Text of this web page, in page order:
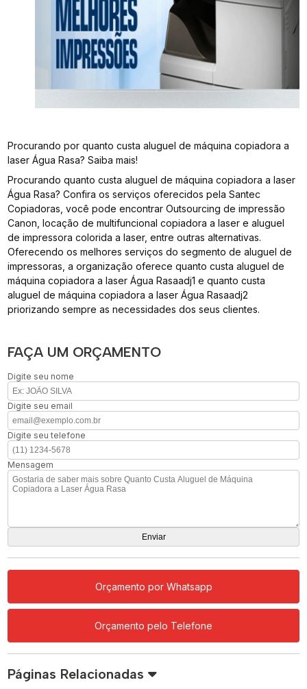
Procurando por quanto custa aluguel de máquina copiadora a
laser Água Rasa? Saiba mais!
Procurando quanto custa aluguel de máquina copiadora a laser
Água Rasa? Confira os serviços oferecidos pela Santec
Copiadoras, você pode encontrar Outsourcing de impressão
Canon, locação de multifuncional copiadora a laser e aluguel
de impressora colorida a laser, entre outras alternativas.
Oferecendo os melhores serviços do segmento de aluguel de
impressoras, a organização oferece quanto custa aluguel de
máquina copiadora a laser Água Rasaadj1 e quanto custa
aluguel de máquina copiadora a laser Água Rasaadj2
priorizando sempre as necessidades dos seus clientes.
FAÇA UM ORÇAMENTO
Digite seu nome
Digite seu email
Digite seu telefone
Mensagem
Orçamento por Whatsapp
Orçamento pelo Telefone
Páginas Relacionadas